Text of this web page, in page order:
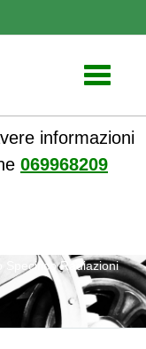
Toggle
informazioni
069968209
Specifico Radiazioni